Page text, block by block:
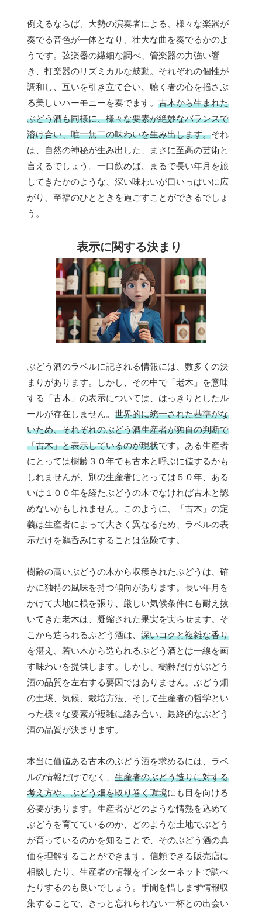
例えるならば、大勢の演奏者による、様々な楽器が
奏でる音色が一体となり、壮大な曲を奏でるかのよ
うです。弦楽器の繊細な調べ、管楽器の力強い響
き、打楽器のリズミカルな鼓動。それぞれの個性が
調和し、互いを引き立て合い、聴く者の心を揺さぶ
る美しいハーモニーを奏でます。 古木から生まれた
ぶどう酒も同様に、様々な要素が絶妙なバランスで
溶け合い、唯一無二の味わいを生み出します。それ
は、自然の神秘が生み出した、まさに至高の芸術と
言えるでしょう。一口飲めば、まるで長い年月を旅
してきたかのような、深い味わいが口いっぱいに広
がり、至福のひとときを過ごすことができるでしょ
う。
表示に関する決まり
ぶどう酒のラベルに記される情報には、数多くの決
まりがあります。しかし、その中で「老木」を意味
する「古木」の表示については、はっきりとしたル
ールが存在しません。 世界的に統一された基準がな
いため、それぞれのぶどう酒生産者が独自の判断で
「古木」と表示しているのが現状です。ある生産者
にとっては樹齢３０年でも古木と呼ぶに値するかも
しれませんが、別の生産者にとっては５０年、ある
いは１００年を経たぶどうの木でなければ古木と認
めないかもしれません。このように、「古木」の定
義は生産者によって大きく異なるため、ラベルの表
示だけを鵜呑みにすることは危険です。
樹齢の高いぶどうの木から収穫されたぶどうは、確
かに独特の風味を持つ傾向があります。長い年月を
かけて大地に根を張り、厳しい気候条件にも耐え抜
いてきた老木は、凝縮された果実を実らせます。そ
こから造られるぶどう酒は、 深いコクと複雑な香り
を湛え、若い木から造られるぶどう酒とは一線を画
す味わいを提供します。しかし、樹齢だけがぶどう
酒の品質を左右する要因ではありません。ぶどう畑
の土壌、気候、栽培方法、そして生産者の哲学とい
った様々な要素が複雑に絡み合い、最終的なぶどう
酒の品質が決まります。
本当に価値ある古木のぶどう酒を求めるには、ラベ
ルの情報だけでなく、 生産者のぶどう造りに対する
考え方や、ぶどう畑を取り巻く環境にも目を向ける
必要があります。生産者がどのような情熱を込めて
ぶどうを育てているのか、どのような土地でぶどう
が育っているのかを知ることで、そのぶどう酒の真
価を理解することができます。信頼できる販売店に
相談したり、生産者の情報をインターネットで調べ
たりするのも良いでしょう。手間を惜しまず情報収
集することで、きっと忘れられない一杯との出会い